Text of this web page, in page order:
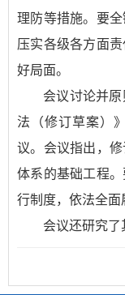
理防等措施。要
压实各级各方面
好局面。
会议讨论并
法（修订草案）
议。会议指出，
体系的基础工程
行制度，依法全面
会议还研究了